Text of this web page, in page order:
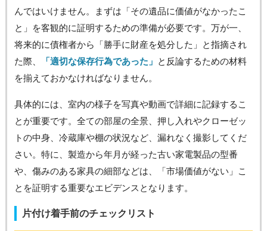
んではいけません。まずは「その遺品に価値がなかったこ
と」を客観的に証明するための準備が必要です。万が一、
将来的に債権者から「勝手に財産を処分した」と指摘され
た際、
「適切な保存行為であった」 と反論するための材料
を揃えておかなければなりません。
具体的には、室内の様子を写真や動画で詳細に記録するこ
とが重要です。全ての部屋の全景、押し入れやクローゼッ
トの中身、冷蔵庫や棚の状況など、漏れなく撮影してくだ
さい。特に、製造から年月が経った古い家電製品の型番
や、傷みのある家具の細部などは、「市場価値がない」こ
とを証明する重要なエビデンスとなります。
片付け着手前のチェックリスト